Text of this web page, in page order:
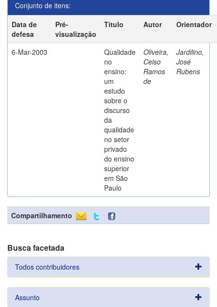
Conjunto de itens:
Data de
defesa
Pré-
visualização
Título Autor Orientador
6-Mar-2003
Qualidade
no
ensino:
um
estudo
sobre o
discurso
da
qualidade
no setor
privado
do ensino
superior
em São
Paulo
Oliveira,
Celso
Ramos
de
Jardilino,
José
Rubens
Compartilhamento
Busca facetada
Todos contribuidores
Assunto